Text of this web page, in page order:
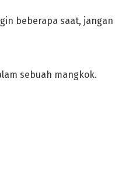
beberapa saat,
sebuah mangkok.